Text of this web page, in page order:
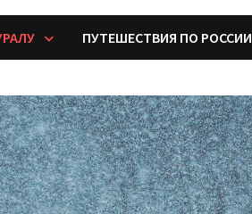
ПУТЕШЕСТВИЯ ПО РОССИИ